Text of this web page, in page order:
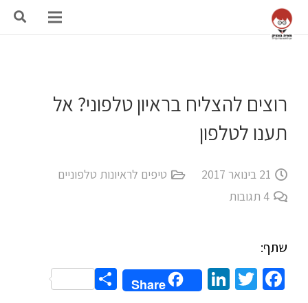
רוצים להצליח בראיון טלפוני? אל
תענו לטלפון
21 בינואר 2017
טיפים לראיונות טלפוניים
4 תגובות
שתף:
Facebook
Twitter
LinkedIn
Share
Share